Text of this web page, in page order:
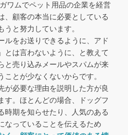
ワムでペット用品の企業を経営
、顧客の本当に必要としている
うと努力しています。
ルをお送りできるように、アド
とは言わないように、と教えて
と売り込みメールやスパムが来
ことが少なくないからです。
が必要な理由を説明した方が良
す。ほとんどの場合、ドッグフ
時期を知らせたり、人気のある
なっていることを伝えるため